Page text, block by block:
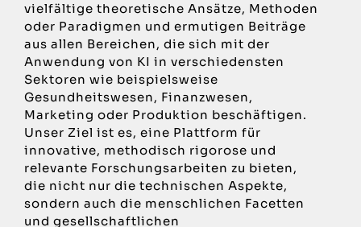
vielfältige theoretische Ansätze, Methoden
oder Paradigmen und ermutigen Beiträge
aus allen Bereichen, die sich mit der
Anwendung von KI in verschiedensten
Sektoren wie beispielsweise
Gesundheitswesen, Finanzwesen,
Marketing oder Produktion beschäftigen.
Unser Ziel ist es, eine Plattform für
innovative, methodisch rigorose und
relevante Forschungsarbeiten zu bieten,
die nicht nur die technischen Aspekte,
sondern auch die menschlichen Facetten
und gesellschaftlichen